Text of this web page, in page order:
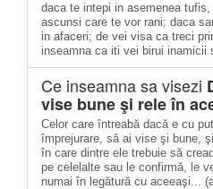
daca te intepi in asemenea
ascunsi care te vor rani; daca
in afaceri; de vei visa ca treci
inseamna ca iti vei birui inamicii
Ce inseamna sa visezi
vise bune şi rele în
Celor care întreabă dacă e cu
împrejurare, să ai vise şi bune,
în care dintre ele trebuie să
pe celelalte sau le confirmă, le
numai în legătură cu aceeaşi...